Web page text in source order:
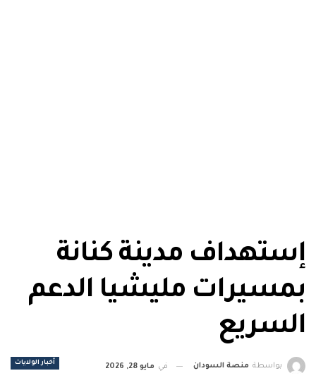
إستهداف مدينة كنانة
بمسيرات مليشيا الدعم
السريع
أخبار الولايات بواسطة منصة السودان في مايو 28, 2026